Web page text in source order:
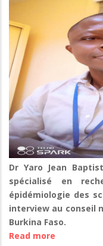
devais
refaire
faculté
l'université
je
choisirai
encore
la
médecine
sans
hésiter"
Dr
KALMOGO
Dr Yaro Jean
spécialisé en
épidémiologie des
interview au conseil
Burkina Faso.
Read more